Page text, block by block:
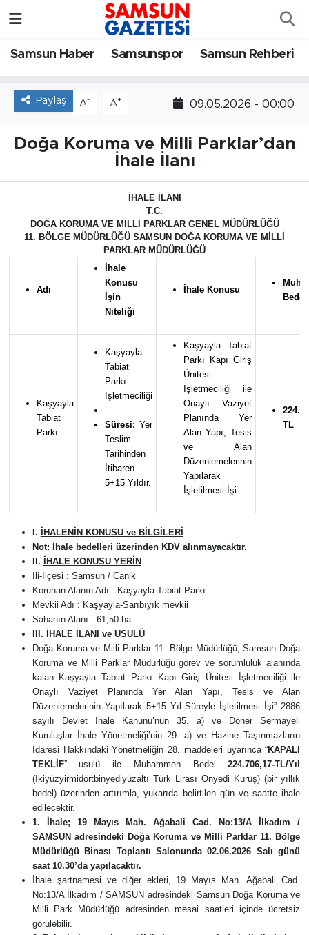
Samsun Haber Samsunspor Samsun Rehberi
Paylaş A- A+ 09.05.2026 - 00:00
Doğa Koruma ve Milli Parklar’dan
İhale İlanı
İHALE İLANI
T.C.
DOĞA KORUMA VE MİLLİ PARKLAR GENEL MÜDÜRLÜĞÜ
11. BÖLGE MÜDÜRLÜĞÜ SAMSUN DOĞA KORUMA VE MİLLİ
PARKLAR MÜDÜRLÜĞÜ
Adı
İhale
Konusu
İşin
Niteliği
İhale Konusu
Bedel
Kaşyayla
Tabiat
Parkı
Kaşyayla
Tabiat
Parkı
İşletmeciliği
Süresi: Yer
Teslim
Tarihinden
İtibaren
5+15 Yıldır.
Kaşyayla Tabiat
Parkı Kapı Giriş
Ünitesi
İşletmeciliği ile
Onaylı Vaziyet
Planında Yer
Alan Yapı, Tesis
ve Alan
Düzenlemelerinin
Yapılarak
İşletilmesi İşi
TL
I.
İHALENİN KONUSU ve BİLGİLERİ
Not: İhale bedelleri üzerinden KDV alınmayacaktır.
II.
İHALE KONUSU YERİN
İli-İlçesi : Samsun / Canik
Korunan Alanın Adı : Kaşyayla Tabiat Parkı
Mevkii Adı : Kaşyayla-Sarıbıyık mevkii
Sahanın Alanı : 61,50 ha
III.
İHALE İLANI ve USULÜ
Doğa Koruma ve Milli Parklar 11. Bölge Müdürlüğü, Samsun Doğa
Koruma ve Milli Parklar Müdürlüğü görev ve sorumluluk alanında
kalan Kaşyayla Tabiat Parkı Kapı Giriş Ünitesi İşletmeciliği ile
Onaylı Vaziyet Planında Yer Alan Yapı, Tesis ve Alan
Düzenlemelerinin Yapılarak 5+15 Yıl Süreyle İşletilmesi İşi” 2886
sayılı Devlet İhale Kanunu’nun 35. a) ve Döner Sermayeli
Kuruluşlar İhale Yönetmeliği’nin 29. a) ve Hazine Taşınmazların
İdaresi Hakkındaki Yönetmeliğin 28. maddeleri uyarınca “KAPALI
TEKLİF” usulü ile Muhammen Bedel224.706,17-TL/Yıl
(İkiyüzyirmidörtbinyediyüzaltı Türk Lirası Onyedi Kuruş) (bir yıllık
bedel) üzerinden artırımla, yukarıda belirtilen gün ve saatte ihale
edilecektir.
1.
İhale; 19 Mayıs Mah. Ağabali Cad. No:13/A İlkadım /
SAMSUN adresindeki Doğa Koruma ve Milli Parklar 11. Bölge
Müdürlüğü Binası Toplantı Salonunda 02.06.2026 Salı günü
saat 10.30’da yapılacaktır.
İhale şartnamesi ve diğer ekleri, 19 Mayıs Mah. Ağabali Cad.
No:13/A İlkadım / SAMSUN adresindeki Samsun Doğa Koruma ve
Milli Park Müdürlüğü adresinden mesai saatleri içinde ücretsiz
görülebilir.
Samsun Haber
Samsunspor
Samsun Nöbetçi Eczaneler
Samsun Hava Durumu
Samsun Trafik Yoğunluk Haritası
Süper Lig Puan Durumu ve Fikstür
Tüm Manşetler
Son Dakika Haberleri
Haber Arşivi